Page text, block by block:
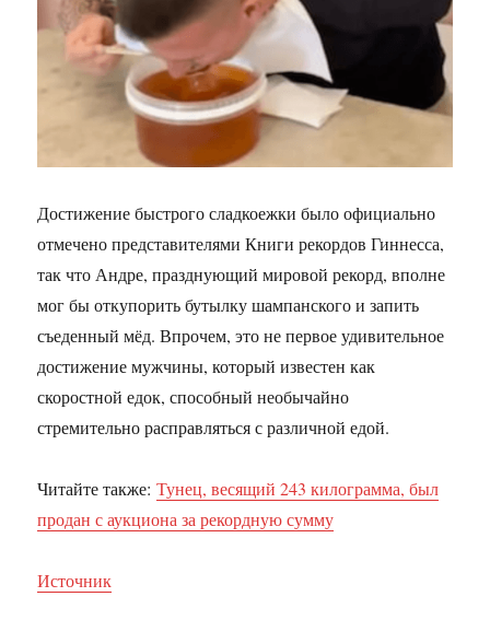
Достижение быстрого сладкоежки было официально
отмечено представителями Книги рекордов Гиннесса,
так что Андре, празднующий мировой рекорд, вполне
мог бы откупорить бутылку шампанского и запить
съеденный мёд. Впрочем, это не первое удивительное
достижение мужчины, который известен как
скоростной едок, способный необычайно
стремительно расправляться с различной едой.
Читайте также:Тунец, весящий 243 килограмма, был
продан с аукциона за рекордную сумму
Источник